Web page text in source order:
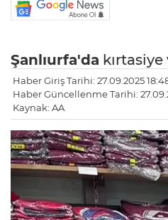
Şanlıurfa'da
Haber Giriş Tarihi: 27.09.2025
Haber Güncellenme Tarihi:
Kaynak: AA